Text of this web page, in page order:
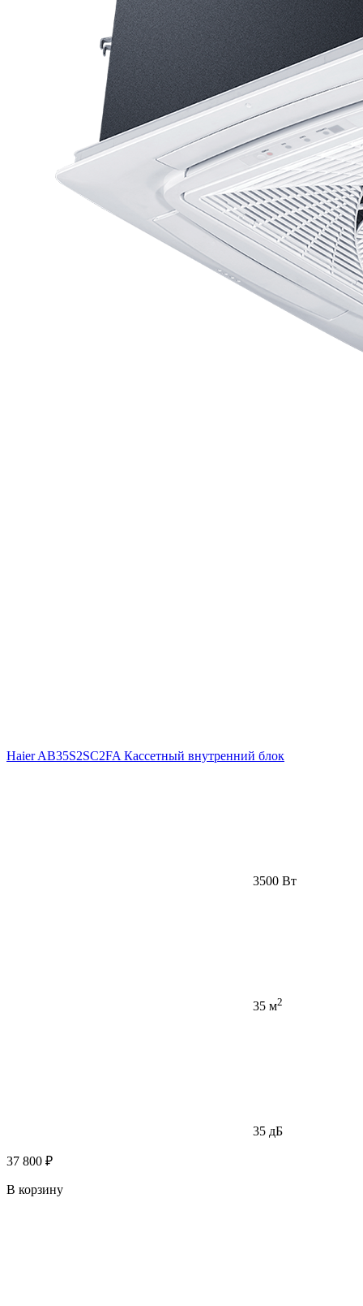
Haier AB35S2SC2FA Кассетный внутренний блок
3500 Вт
35 м2
35 дБ
37 800 ₽
В корзину